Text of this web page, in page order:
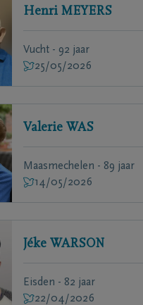
Henri MEYERS
Vucht - 92 jaar
25/05/2026
Valerie WAS
Maasmechelen - 89 jaar
14/05/2026
Jéke WARSON
Eisden - 82 jaar
22/04/2026